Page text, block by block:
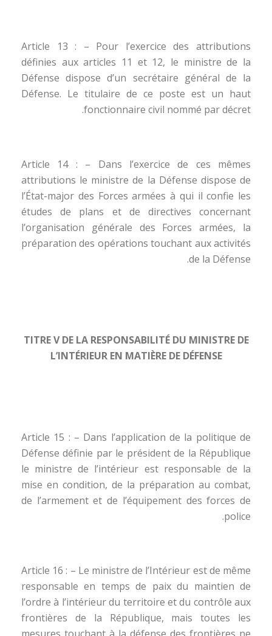
Article 13 : – Pour l’exercice des attributions
définies aux articles 11 et 12, le ministre de la
Défense dispose d’un secrétaire général de la
Défense. Le titulaire de ce poste est un haut
fonctionnaire civil nommé par décret.
Article 14 : – Dans l’exercice de ces mêmes
attributions le ministre de la Défense dispose de
l’État-major des Forces armées à qui il confie les
études de plans et de directives concernant
l’organisation générale des Forces armées, la
préparation des opérations touchant aux activités
de la Défense.
TITRE V DE LA RESPONSABILITÉ DU MINISTRE DE
L’INTÉRIEUR EN MATIÈRE DE DÉFENSE
Article 15 : – Dans l’application de la politique de
Défense définie par le président de la République
le ministre de l’intérieur est responsable de la
mise en condition, de la préparation au combat,
de l’armement et de l’équipement des forces de
police.
Article 16 : – Le ministre de l’Intérieur est de même
responsable en temps de paix du maintien de
l’ordre à l’intérieur du territoire et du contrôle aux
frontières de la République, mais toutes les